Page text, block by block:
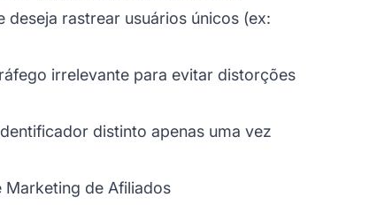
deseja rastrear usuários únicos (ex:
irrelevante para evitar distorções
distinto apenas uma vez
Marketing de Afiliados